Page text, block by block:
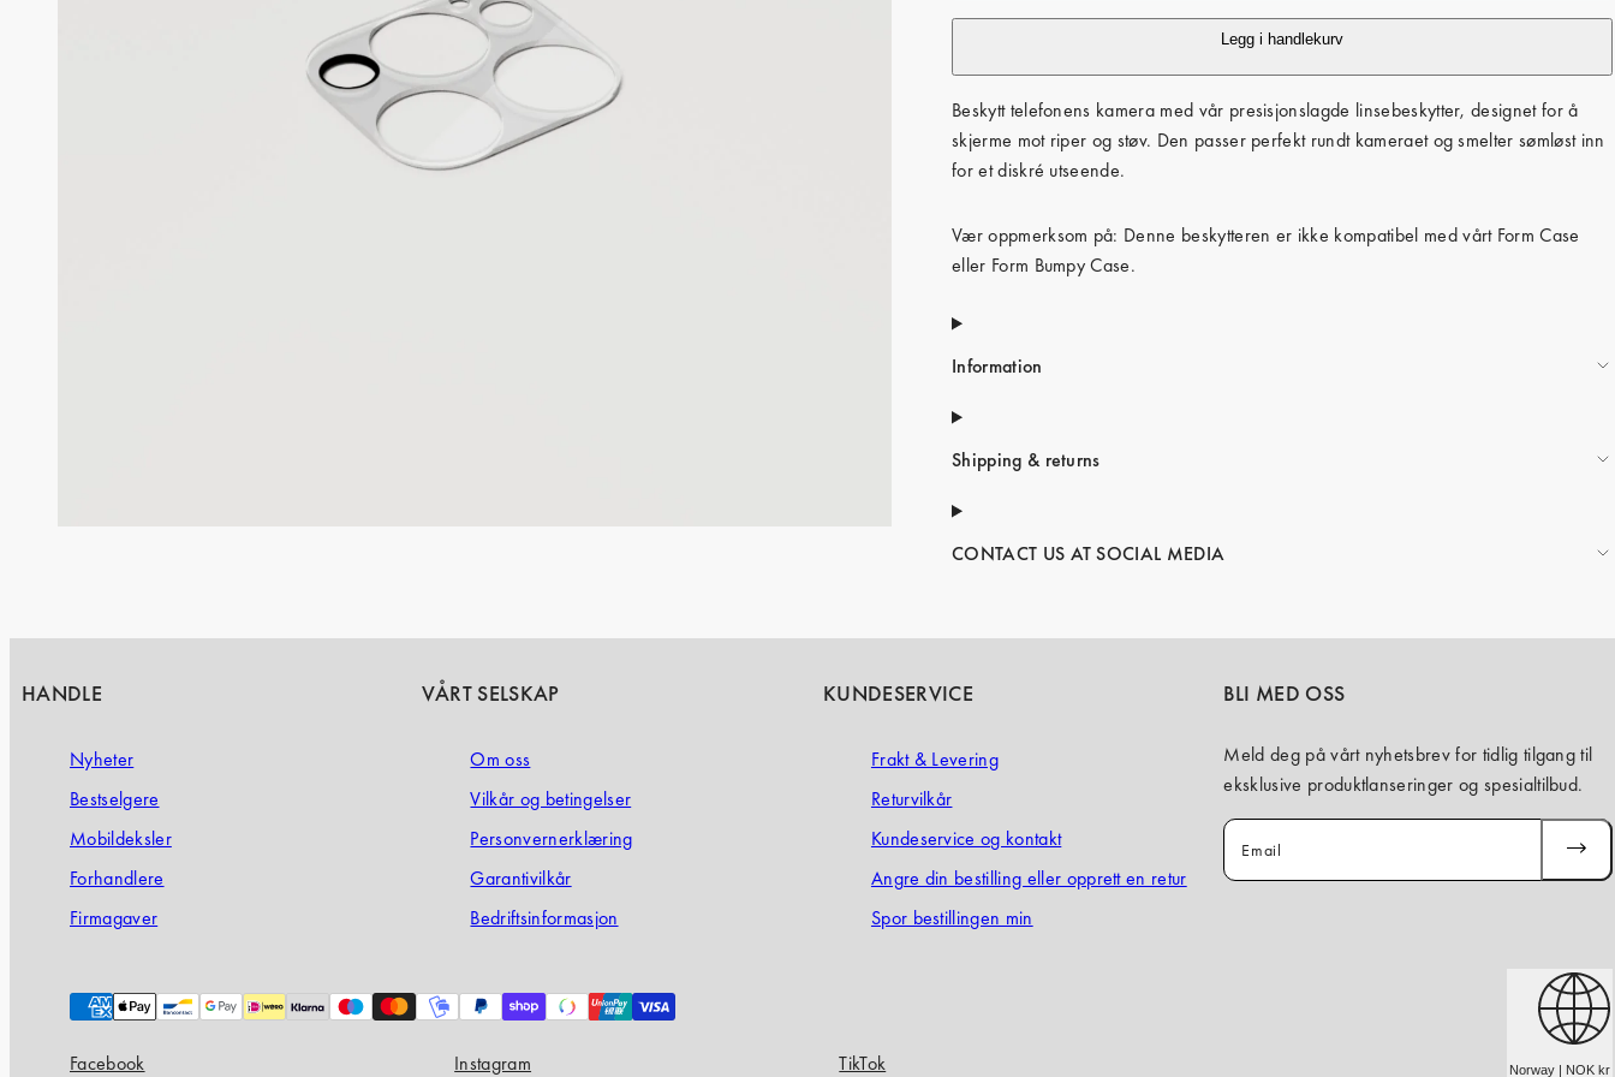
c
Legg i handlekurv
Beskytt telefonens kamera med vår presisjonslagde linsebeskytter, designet for å
skjerme mot riper og støv. Den passer perfekt rundt kameraet og smelter sømløst inn
for et diskré utseende.
Vær oppmerksom på: Denne beskytteren er ikke kompatibel med vårt Form Case
eller Form Bumpy Case.
Information
Shipping & returns
CONTACT US AT SOCIAL MEDIA
HANDLE
Nyheter
Bestselgere
Mobildeksler
Forhandlere
Firmagaver
VÅRT SELSKAP
Om oss
Vilkår og betingelser
Personvernerklæring
Garanti­vilkår
Bedriftsinformasjon
KUNDESERVICE
Frakt & Levering
Returvilkår
Kundeservice og kontakt
Angre din bestilling eller opprett en retur
Spor bestillingen min
BLI MED OSS
Meld deg på vårt nyhetsbrev for tidlig tilgang til
eksklusive produktlanseringer og spesialtilbud.
Email
Payment
methods
Facebook
Instagram TikTok Norway | NOK kr